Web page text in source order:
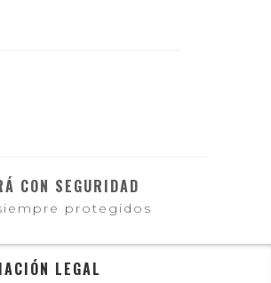
CON SEGURIDAD
protegidos
LEGAL